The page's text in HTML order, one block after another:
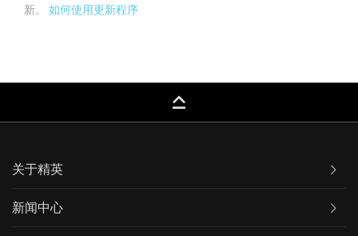
新。 如何使用更新程序
keyboard_capslock
关于精英
新闻中心